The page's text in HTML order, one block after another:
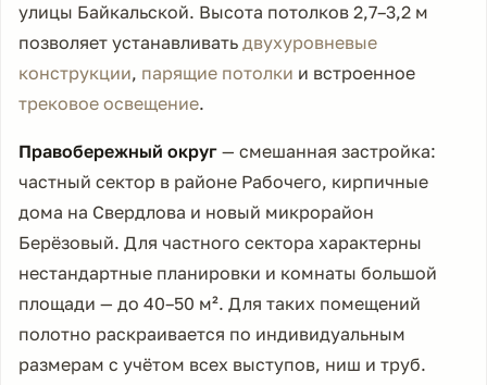
улицы Байкальской. Высота потолков 2,7–3,2 м
позволяет устанавливать двухуровневые
конструкции, парящие потолки и встроенное
трековое освещение.
Правобережный округ — смешанная застройка:
частный сектор в районе Рабочего, кирпичные
дома на Свердлова и новый микрорайон
Берёзовый. Для частного сектора характерны
нестандартные планировки и комнаты большой
площади — до 40–50 м². Для таких помещений
полотно раскраивается по индивидуальным
размерам с учётом всех выступов, ниш и труб.